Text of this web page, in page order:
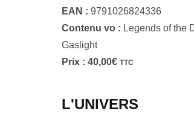
EAN : 9791026824336
Contenu vo : Legends of the
Gaslight
Prix : 40,00€ TTC
L'UNIVERS